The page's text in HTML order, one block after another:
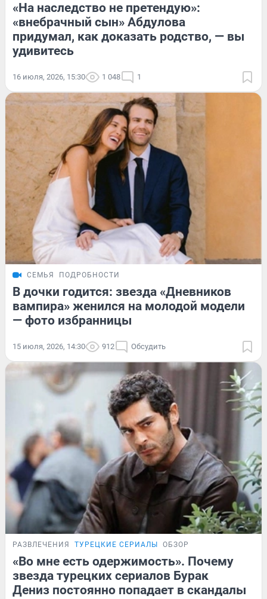
«На наследство не претендую»:
«внебрачный сын» Абдулова
придумал, как доказать родство, — вы
удивитесь
16 июля, 2026, 15:30 1 048 1
СЕМЬЯ ПОДРОБНОСТИ
В дочки годится: звезда «Дневников
вампира» женился на молодой модели
— фото избранницы
15 июля, 2026, 14:30 912 Обсудить
РАЗВЛЕЧЕНИЯ ТУРЕЦКИЕ СЕРИАЛЫ ОБЗОР
«Во мне есть одержимость». Почему
звезда турецких сериалов Бурак
Дениз постоянно попадает в скандалы